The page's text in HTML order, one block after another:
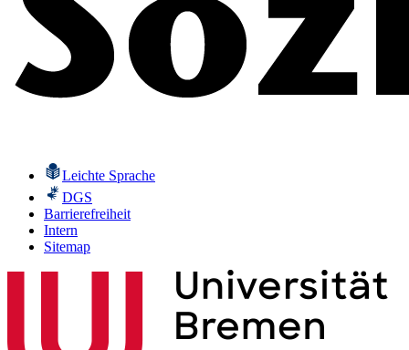
Leichte Sprache
DGS
Barrierefreiheit
Intern
Sitemap